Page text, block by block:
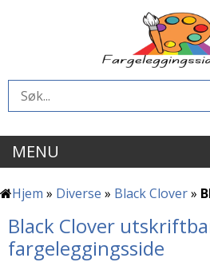
MENU
Hjem » Diverse » Black Clover»
Black Clover
fargeleggingsside